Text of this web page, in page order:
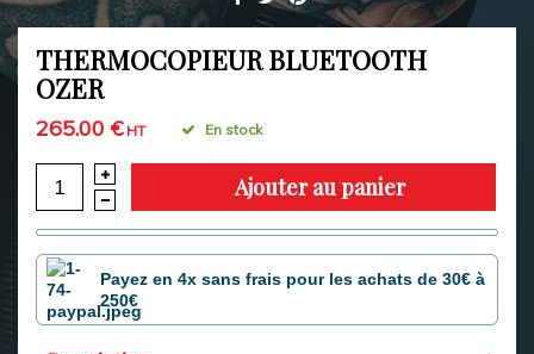
THERMOCOPIEUR BLUETOOTH
OZER
265.00 €HT En stock
Ajouter au panier
Payez en 4x sans frais pour les achats de 30€ à
250€